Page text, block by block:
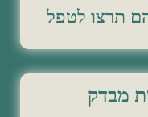
תרצו לטפל